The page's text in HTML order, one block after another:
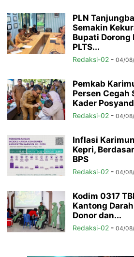
PLN
Semakin
Bupati Dorong
PLTS...
Redaksi-02 - 04/
Pemkab
Persen Cegah
Kader
Redaksi-02 - 04/
Inflasi
Kepri,
BPS
Redaksi-02 - 04/
Kodim 0317
Kantong
Donor dan...
Redaksi-02 - 04/